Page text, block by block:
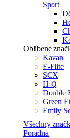
Sport
Oblíbené
Kavan
E-Flite
SCX
H-Q
Double
Green
Emily
Všechny
Poradna